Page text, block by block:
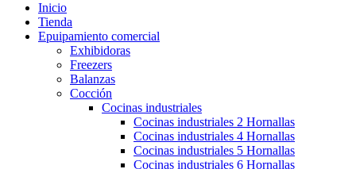
Inicio
Tienda
Epuipamiento comercial
Exhibidoras
Freezers
Balanzas
Cocción
Cocinas industriales
Cocinas industriales 2 Hornallas
Cocinas industriales 4 Hornallas
Cocinas industriales 5 Hornallas
Cocinas industriales 6 Hornallas